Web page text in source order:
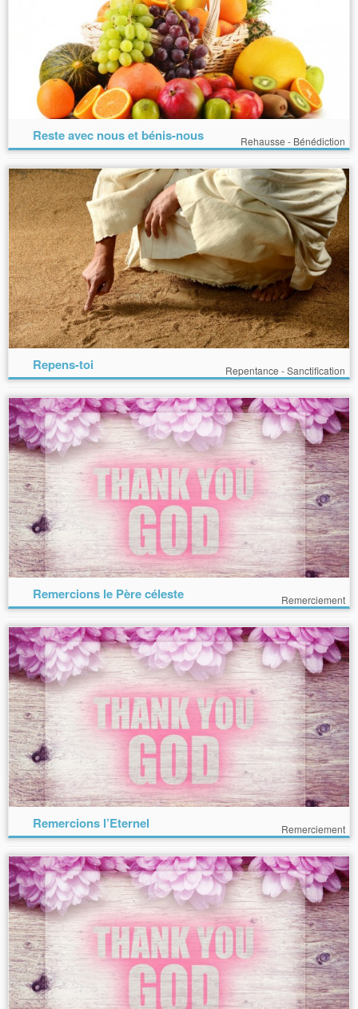
Reste avec nous et bénis-nous Rehausse - Bénédiction
Repens-toi Repentance - Sanctification
Remercions le Père céleste Remerciement
Remercions l’Eternel Remerciement